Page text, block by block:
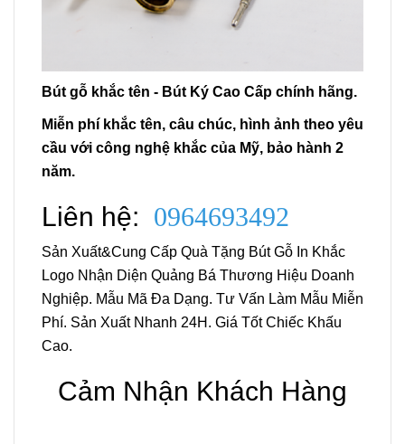
Bút gỗ khắc tên - Bút Ký Cao Cấp chính hãng.
Miễn phí khắc tên, câu chúc, hình ảnh theo yêu
cầu với công nghệ khắc của Mỹ, bảo hành 2
năm.
Liên hệ: 0964693492
Sản Xuất&Cung Cấp Quà Tặng Bút Gỗ In Khắc
Logo Nhận Diện Quảng Bá Thương Hiệu Doanh
Nghiệp. Mẫu Mã Đa Dạng. Tư Vấn Làm Mẫu Miễn
Phí. Sản Xuất Nhanh 24H. Giá Tốt Chiếc Khấu
Cao.
Cảm Nhận Khách Hàng